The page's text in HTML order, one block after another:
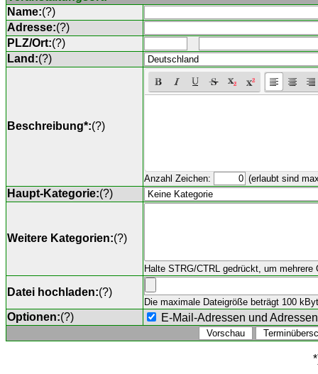
Name:(?)
Adresse:(?)
PLZ/Ort:(?)
Land:(?)
Beschreibung*:(?)
Anzahl Zeichen: (erlaubt sind
Haupt-Kategorie:(?)
Weitere Kategorien:(?)
Halte STRG/CTRL gedrückt, um mehrere
Datei hochladen:(?)
Die maximale Dateigröße beträgt 100
Optionen:(?) E-Mail-Adressen und